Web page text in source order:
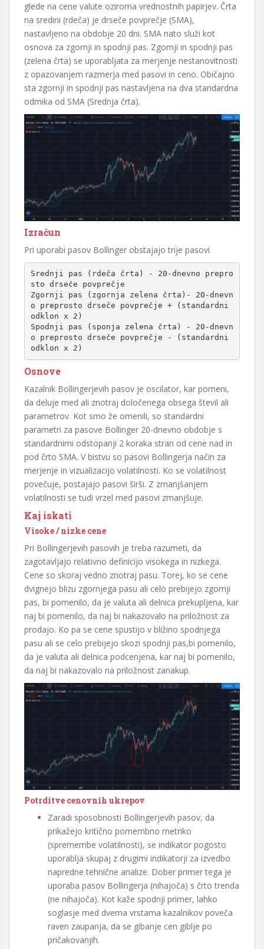
glede na cene valute oziroma vrednostnih papirjev. Črta
na sredini (rdeča) je drseče povprečje (SMA),
nastavljeno na obdobje 20 dni. SMA nato služi kot
osnova za zgornji in spodnji pas. Zgornji in spodnji pas
(zelena črta) se uporabljata za merjenje nestanovitnosti
z opazovanjem razmerja med pasovi in ​​ceno. Običajno
sta zgornji in spodnji pas nastavljena na dva standardna
odmika od SMA (Srednja črta).
Izračun
Pri uporabi pasov Bollinger obstajajo trije pasovi
Srednji pas (rdeča črta) - 20-dnevno prepro
sto drseče povprečje
Zgornji pas (zgornja zelena črta)- 20-dnevn
o preprosto drseče povprečje + (standardni
odklon x 2)
Spodnji pas (sponja zelena črta) - 20-dnevn
o preprosto drseče povprečje - (standardni
odklon x 2)
Osnove
Kazalnik Bollingerjevih pasov je oscilator, kar pomeni,
da deluje med ali znotraj določenega obsega števil ali
parametrov. Kot smo že omenili, so standardni
parametri za pasove Bollinger 20-dnevno obdobje s
standardnimi odstopanji 2 koraka stran od cene nad in
pod črto SMA. V bistvu so pasovi Bollingerja način za
merjenje in vizualizacijo volatilnosti. Ko se volatilnost
povečuje, postajajo pasovi širši. Z zmanjšanjem
volatilnosti se tudi vrzel med pasovi zmanjšuje.
Kaj iskati
Visoke / nizke cene
Pri Bollingerjevih pasovih je treba razumeti, da
zagotavljajo relativno definicijo visokega in nizkega.
Cene so skoraj vedno znotraj pasu. Torej, ko se cene
dvignejo blizu zgornjega pasu ali celo prebijejo zgornji
pas, bi pomenilo, da je valuta ali delnica prekupljena, kar
naj bi pomenilo, da naj bi nakazovalo na priložnost za
prodajo. Ko pa se cene spustijo v bližino spodnjega
pasu ali se celo prebijejo skozi spodnji pas,bi pomenilo,
da je valuta ali delnica podcenjena, kar naj bi pomenilo,
da naj bi nakazovalo na priložnost zanakup.
Potrditve cenovnih ukrepov
Zaradi sposobnosti Bollingerjevih pasov, da
prikažejo kritično pomembno metriko
(spremembe volatilnosti), se indikator pogosto
uporablja skupaj z drugimi indikatorji za izvedbo
napredne tehnične analize. Dober primer tega je
uporaba pasov Bollingerja (nihajoča) s črto trenda
(ne nihajoča). Kot kaže spodnji primer, lahko
soglasje med dvema vrstama kazalnikov poveča
raven zaupanja, da se gibanje cen giblje po
pričakovanjih.